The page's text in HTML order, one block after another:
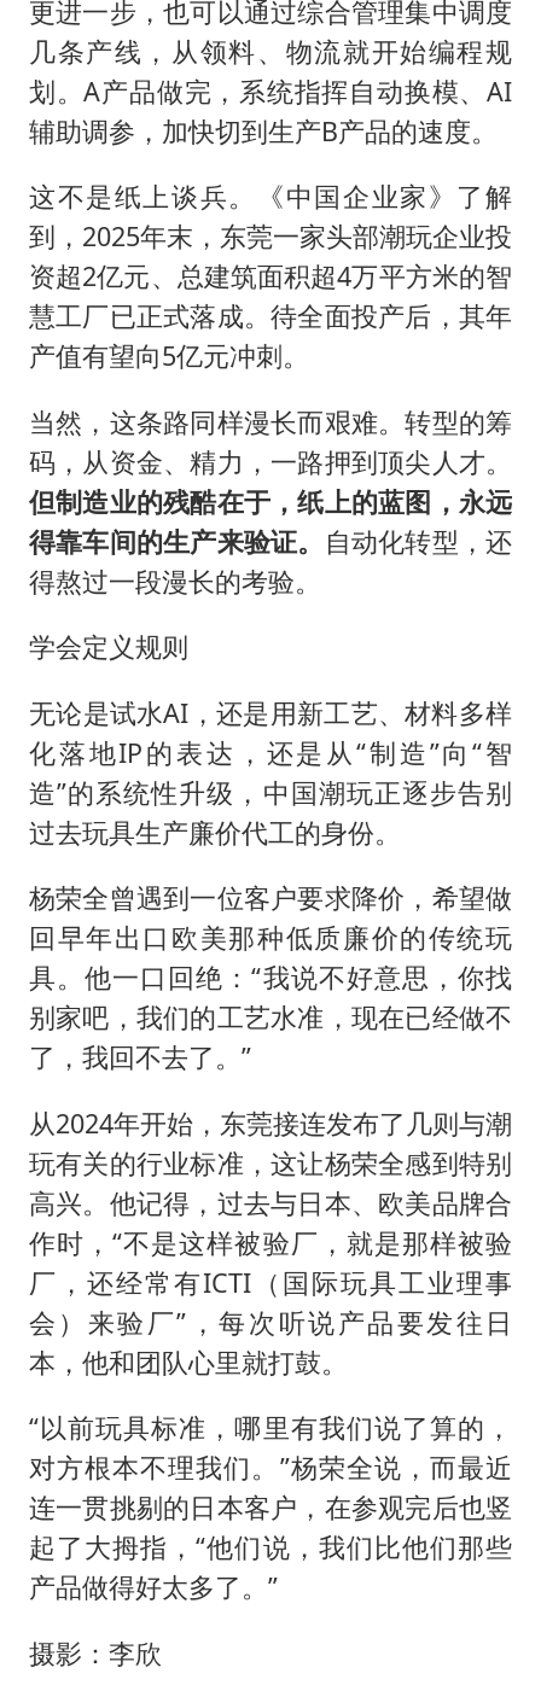
更进一步，也可以通过综合管理集中调度
几条产线，从领料、物流就开始编程规
划。A产品做完，系统指挥自动换模、AI
辅助调参，加快切到生产B产品的速度。
这不是纸上谈兵。《中国企业家》了解
到，2025年末，东莞一家头部潮玩企业投
资超2亿元、总建筑面积超4万平方米的智
慧工厂已正式落成。待全面投产后，其年
产值有望向5亿元冲刺。
当然，这条路同样漫长而艰难。转型的筹
码，从资金、精力，一路押到顶尖人才。
但制造业的残酷在于，纸上的蓝图，永远
得靠车间的生产来验证。
自动化转型，还
得熬过一段漫长的考验。
学会定义规则
无论是试水AI，还是用新工艺、材料多样
化落地IP的表达，还是从“制造”向“智
造”的系统性升级，中国潮玩正逐步告别
过去玩具生产廉价代工的身份。
杨荣全曾遇到一位客户要求降价，希望做
回早年出口欧美那种低质廉价的传统玩
具。他一口回绝：“我说不好意思，你找
别家吧，我们的工艺水准，现在已经做不
了，我回不去了。”
从2024年开始，东莞接连发布了几则与潮
玩有关的行业标准，这让杨荣全感到特别
高兴。他记得，过去与日本、欧美品牌合
作时，“不是这样被验厂，就是那样被验
厂，还经常有ICTI（国际玩具工业理事
会）来验厂”，每次听说产品要发往日
本，他和团队心里就打鼓。
“以前玩具标准，哪里有我们说了算的，
对方根本不理我们。”杨荣全说，而最近
连一贯挑剔的日本客户，在参观完后也竖
起了大拇指，“他们说，我们比他们那些
产品做得好太多了。”
摄影：李欣